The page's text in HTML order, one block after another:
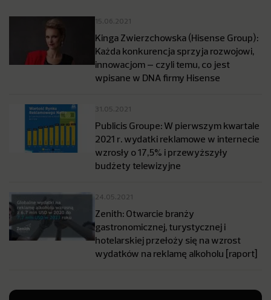
15.06.2021
Kinga Zwierzchowska (Hisense Group):
Każda konkurencja sprzyja rozwojowi,
innowacjom – czyli temu, co jest
wpisane w DNA firmy Hisense
31.05.2021
Publicis Groupe: W pierwszym kwartale
2021 r. wydatki reklamowe w internecie
wzrosły o 17,5% i przewyższyły
budżety telewizyjne
24.05.2021
Zenith: Otwarcie branży
gastronomicznej, turystycznej i
hotelarskiej przełoży się na wzrost
wydatków na reklamę alkoholu [raport]